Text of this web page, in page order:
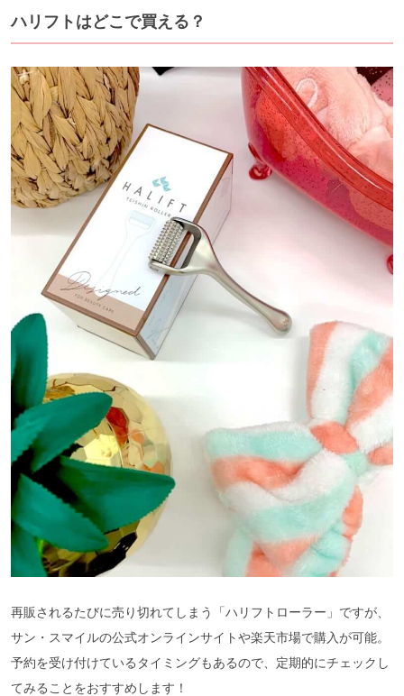
ハリフトはどこで買える？
再販されるたびに売り切れてしまう「ハリフトローラー」ですが、
サン・スマイルの公式オンラインサイトや楽天市場で購入が可能。
予約を受け付けているタイミングもあるので、定期的にチェックし
てみることをおすすめします！